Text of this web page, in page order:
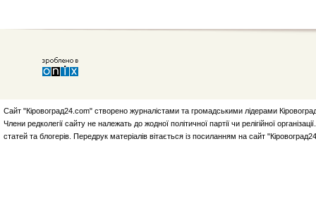
Сайт "Кіровоград24.com" створено журналістами та громадськими лідерами
Члени редколегії сайту не належать до жодної політичної партії чи релігійної
статей та блогерів. Передрук матеріалів вітається із посиланням на сайт